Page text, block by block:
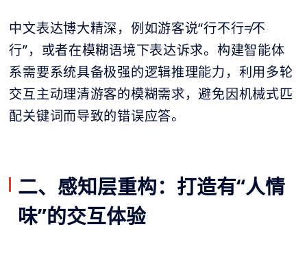
中文表达博大精深，例如游客说“行不行≠不
行”，或者在模糊语境下表达诉求。构建智能体
系需要系统具备极强的逻辑推理能力，利用多轮
交互主动理清游客的模糊需求，避免因机械式匹
配关键词而导致的错误应答。
二、感知层重构：打造有“人情
味”的交互体验